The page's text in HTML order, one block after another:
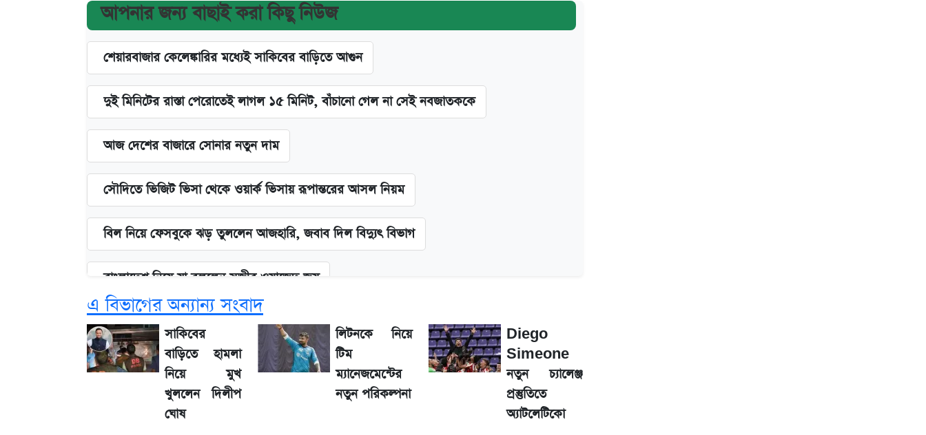
আপনার জন্য বাছাই করা কিছু নিউজ
শেয়ারবাজার কেলেঙ্কারির মধ্যেই সাকিবের বাড়িতে আগুন
দুই মিনিটের রাস্তা পেরোতেই লাগল ১৫ মিনিট, বাঁচানো গেল না সেই নবজাতককে
আজ দেশের বাজারে সোনার নতুন দাম
সৌদিতে ভিজিট ভিসা থেকে ওয়ার্ক ভিসায় রূপান্তরের আসল নিয়ম
বিল নিয়ে ফেসবুকে ঝড় তুললেন আজহারি, জবাব দিল বিদ্যুৎ বিভাগ
বাংলাদেশ নিয়ে যা বললেন সজীব ওয়াজেদ জয়
২ লাখ মানুষ অপেক্ষায়, কিন্তু দেখা গেল না শেখ হাসিনাকে! এরপর যা ঘটল...
আগামী ৪ দিনের আবহাওয়া নিয়ে বড় সতর্কবার্তা
লিটনকে নিয়ে টিম ম্যানেজমেন্টের নতুন পরিকল্পনা
এ বিভাগের অন্যান্য সংবাদ
সাকিবের
বাড়িতে হামলা
নিয়ে মুখ
খুললেন দিলীপ
ঘোষ
লিটনকে নিয়ে
টিম
ম্যানেজমেন্টের
নতুন পরিকল্পনা
Diego
Simeone
নতুন চ্যালেঞ্জ
প্রস্তুতিতে
অ্যাটলেটিকো